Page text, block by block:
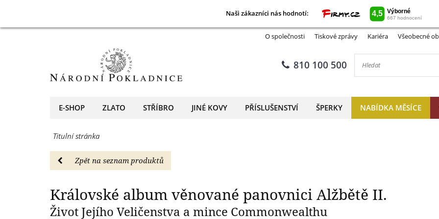
Naši zákazníci nás hodnotí:
Národní
Pokladnice
-
přední
evropský
O společnosti Tiskové zprávy Kariéra Všeobecné
810 100 500
E-SHOP ZLATO STŘÍBRO JINÉ KOVY PŘÍSLUŠENSTVÍ ŠPERKY NABÍDKA MĚSÍCE
Titulní stránka
Zpět na seznam produktů
Královské album věnované panovnici Alžbětě II.
Život Jejího Veličenstva a mince Commonwealthu
Královské album věnované panovnici
Naši zákazníci nás hodnotí:
Národní
přední
mincí
a
medailí